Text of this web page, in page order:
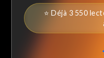
⭐ Déjà 3 550